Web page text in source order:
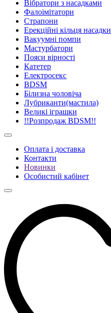
Вібратори з насадками
Фалоімітатори
Страпони
Ерекційні кільця насадки
Вакуумні помпи
Мастурбатори
Пояси вірності
Катетер
Електросекс
BDSM
Білизна чоловіча
Лубриканти(мастила)
Великі іграшки
!!Розпродаж BDSM!!
Оплата і доставка
Контакти
Новинки
Особистий кабінет